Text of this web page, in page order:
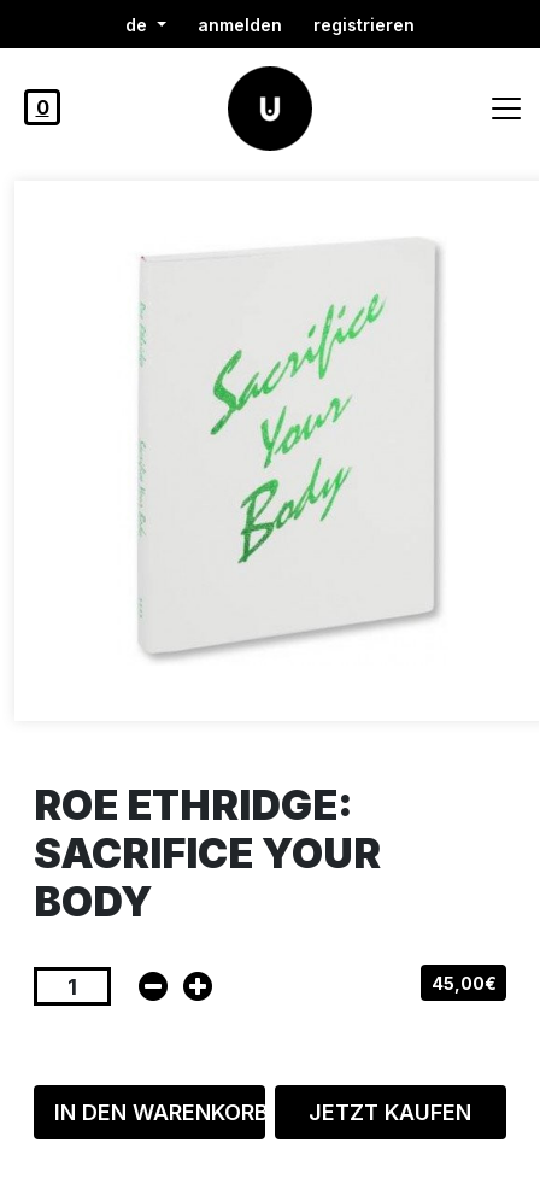
de anmelden registrieren
0
ROE ETHRIDGE:
SACRIFICE YOUR
BODY
45,00€
IN DEN WARENKORB JETZT KAUFEN